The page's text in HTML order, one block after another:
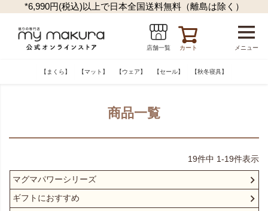
*6,990円(税込)以上で日本全国送料無料（離島は除く）
店舗一覧 カート メニュー
【まくら】 【マット】 【ウェア】 【セール】 【秋冬寝具】
商品一覧
19件中 1-19件表示
マグマパワーシリーズ
ギフトにおすすめ